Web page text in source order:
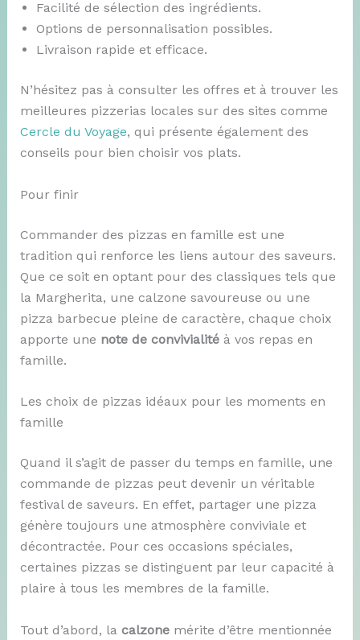
Facilité de sélection des ingrédients.
Options de personnalisation possibles.
Livraison rapide et efficace.
N’hésitez pas à consulter les offres et à trouver les
meilleures pizzerias locales sur des sites comme
Cercle du Voyage, qui présente également des
conseils pour bien choisir vos plats.
Pour finir
Commander des pizzas en famille est une
tradition qui renforce les liens autour des saveurs.
Que ce soit en optant pour des classiques tels que
la Margherita, une calzone savoureuse ou une
pizza barbecue pleine de caractère, chaque choix
apporte une note de convivialitéà vos repas en
famille.
Les choix de pizzas idéaux pour les moments en
famille
Quand il s’agit de passer du temps en famille, une
commande de pizzas peut devenir un véritable
festival de saveurs. En effet, partager une pizza
génère toujours une atmosphère conviviale et
décontractée. Pour ces occasions spéciales,
certaines pizzas se distinguent par leur capacité à
plaire à tous les membres de la famille.
Tout d’abord, la calzonemérite d’être mentionnée